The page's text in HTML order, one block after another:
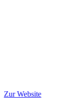
Zur Website